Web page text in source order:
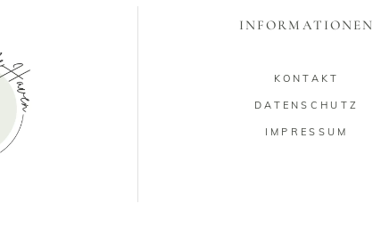
INFORMATIONEN
KONTAKT
DATENSCHUTZ
IMPRESSUM